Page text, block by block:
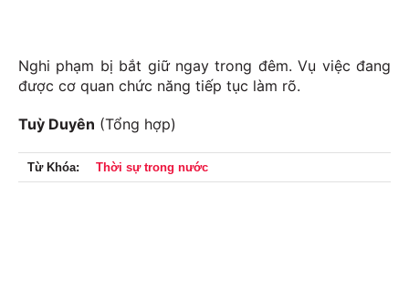
Nghi phạm bị bắt giữ ngay trong đêm. Vụ việc đang
được cơ quan chức năng tiếp tục làm rõ.
Tuỳ Duyên (Tổng hợp)
Từ Khóa: Thời sự trong nước